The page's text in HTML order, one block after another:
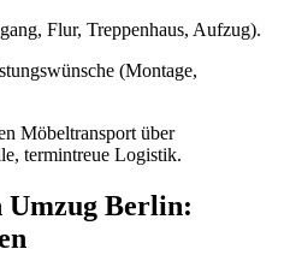
Flur, Treppenhaus, Aufzug).
(Montage,
Möbeltransport über
termintreue Logistik.
Umzug Berlin: